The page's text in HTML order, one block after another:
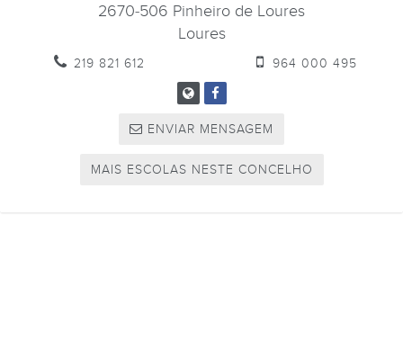
2670-506 Pinheiro de Loures
Loures
219 821 612 964 000 495
ENVIAR MENSAGEM
MAIS ESCOLAS NESTE CONCELHO